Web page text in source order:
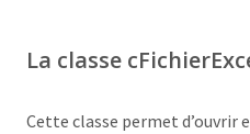
La classe
Cette classe permet d’ouvrir